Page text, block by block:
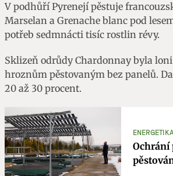
V podhůří Pyrenejí pěstuje
Marselan a Grenache blanc pod
potřeb sedmnácti tisíc rostlin révy.
Sklizeň odrůdy Chardonnay byla loni
hroznům pěstovaným bez panelů.
20 až 30 procent.
Ochrání